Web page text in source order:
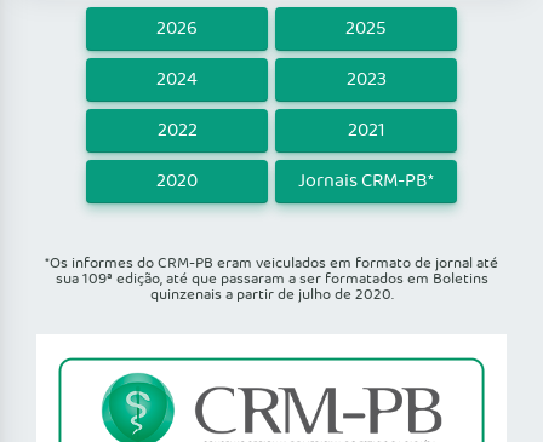
2026
2025
2024
2023
2022
2021
2020
Jornais CRM-PB*
*Os informes do CRM-PB eram veiculados em formato de jornal até
sua 109ª edição, até que passaram a ser formatados em Boletins
quinzenais a partir de julho de 2020.